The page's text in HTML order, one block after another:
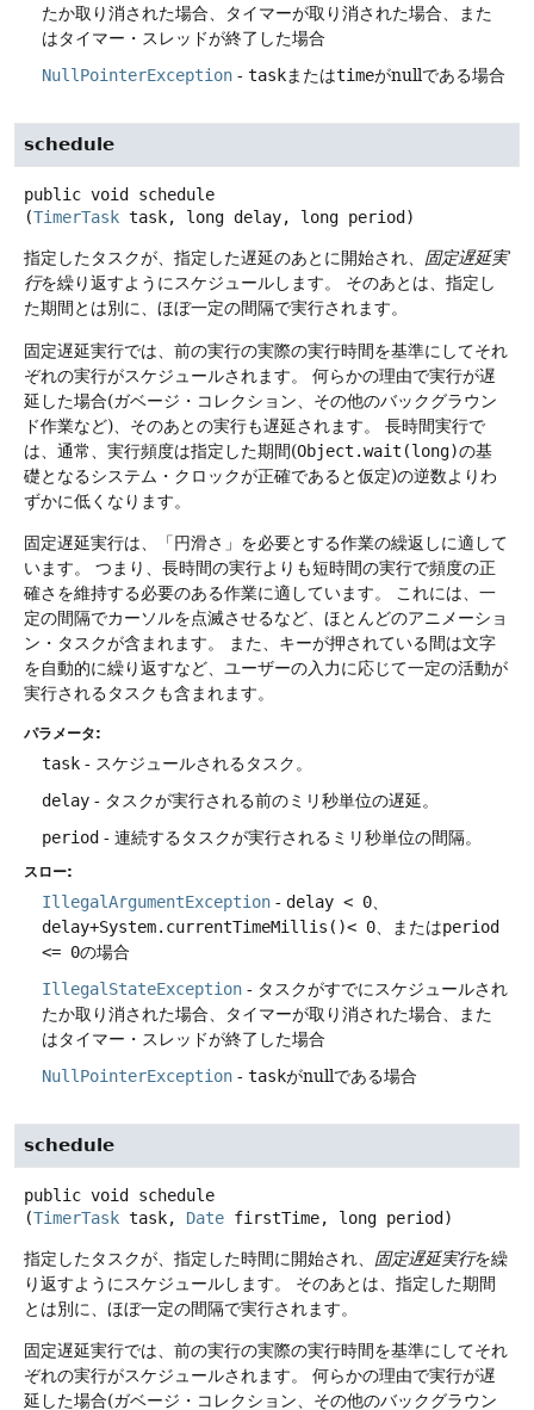
たか取り消された場合、タイマーが取り消された場合、また
はタイマー・スレッドが終了した場合
NullPointerException - taskまたはtimeがnullである場合
schedule
public void
schedule
(TimerTask task, long delay, long period)
指定したタスクが、指定した遅延のあとに開始され、 固定遅延実
行を繰り返すようにスケジュールします。
そのあとは、指定し
た期間とは別に、ほぼ一定の間隔で実行されます。
固定遅延実行では、前の実行の実際の実行時間を基準にしてそれ
ぞれの実行がスケジュールされます。
何らかの理由で実行が遅
延した場合(ガベージ・コレクション、その他のバックグラウン
ド作業など)、そのあとの実行も遅延されます。
長時間実行で
は、通常、実行頻度は指定した期間(Object.wait(long)の基
礎となるシステム・クロックが正確であると仮定)の逆数よりわ
ずかに低くなります。
固定遅延実行は、「円滑さ」を必要とする作業の繰返しに適して
います。
つまり、長時間の実行よりも短時間の実行で頻度の正
確さを維持する必要のある作業に適しています。
これには、一
定の間隔でカーソルを点滅させるなど、ほとんどのアニメーショ
ン・タスクが含まれます。
また、キーが押されている間は文字
を自動的に繰り返すなど、ユーザーの入力に応じて一定の活動が
実行されるタスクも含まれます。
パラメータ:
task - スケジュールされるタスク。
delay - タスクが実行される前のミリ秒単位の遅延。
period - 連続するタスクが実行されるミリ秒単位の間隔。
スロー:
IllegalArgumentException - delay < 0
delay+System.currentTimeMillis()< 0 、またはperiod
<= 0の場合
IllegalStateException - タスクがすでにスケジュールされ
たか取り消された場合、タイマーが取り消された場合、また
はタイマー・スレッドが終了した場合
NullPointerException - taskがnullである場合
schedule
public void
schedule
(TimerTask task, Date firstTime, long period)
指定したタスクが、指定した時間に開始され、 固定遅延実行を繰
り返すようにスケジュールします。
そのあとは、指定した期間
とは別に、ほぼ一定の間隔で実行されます。
固定遅延実行では、前の実行の実際の実行時間を基準にしてそれ
ぞれの実行がスケジュールされます。
何らかの理由で実行が遅
延した場合(ガベージ・コレクション、その他のバックグラウン